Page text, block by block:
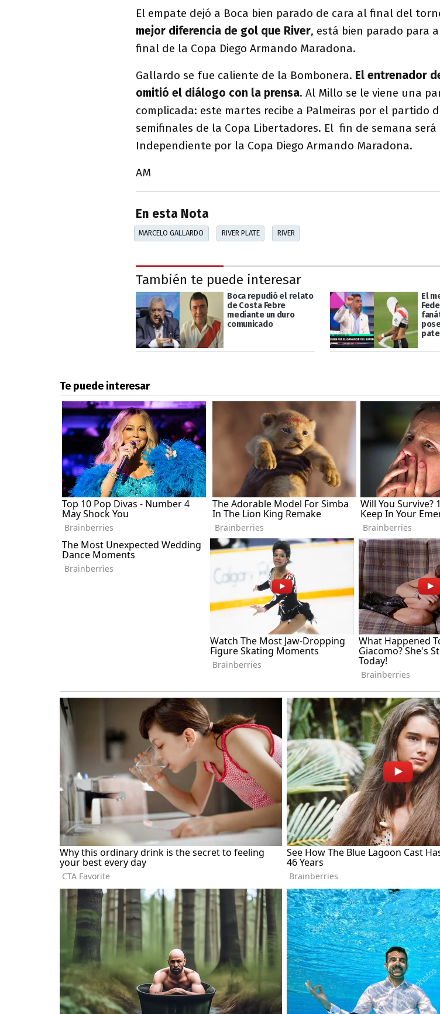
El empate dejó a Boca bien parado de cara al final del
mejor diferencia de gol que River, está bien parado para
final de la Copa Diego Armando Maradona.
Gallardo se fue caliente de la Bombonera. El entrenador
omitió el diálogo con la prensa. Al Millo se le viene una
complicada: este martes recibe a Palmeiras por el partido
semifinales de la Copa Libertadores. El fin de semana
Independiente por la Copa Diego Armando Maradona.
AM
En esta Nota
MARCELO GALLARDO RIVER PLATE RIVER
También te puede interesar
Boca repudió el relato
de Costa Febre
mediante un duro
comunicado
El